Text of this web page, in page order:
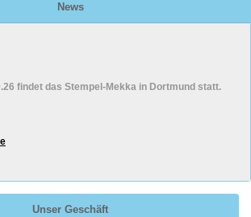
News
findet das Stempel-Mekka in Dortmund statt.
Unser Geschäft